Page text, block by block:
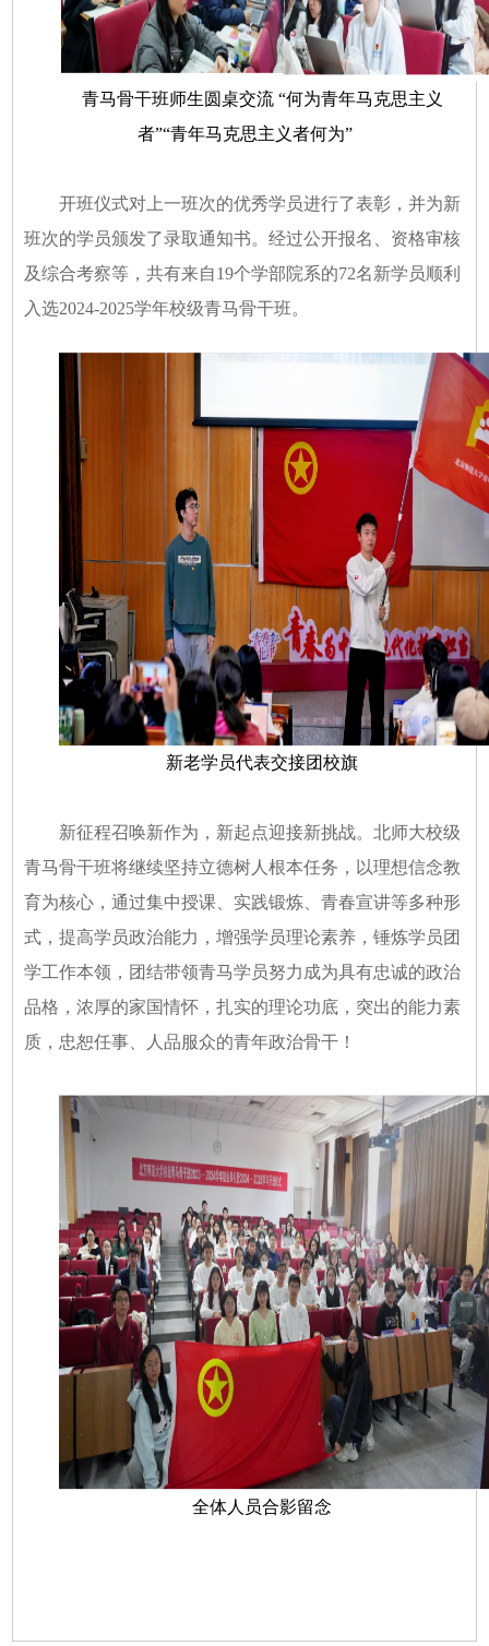
青马骨干班师生圆桌交流 “何为青年马克思主义
者”“青年马克思主义者何为”
开班仪式对上一班次的优秀学员进行了表彰，并为新
班次的学员颁发了录取通知书。经过公开报名、资格审核
及综合考察等，共有来自19个学部院系的72名新学员顺利
入选2024-2025学年校级青马骨干班。
新老学员代表交接团校旗
新征程召唤新作为，新起点迎接新挑战。北师大校级
青马骨干班将继续坚持立德树人根本任务，以理想信念教
育为核心，通过集中授课、实践锻炼、青春宣讲等多种形
式，提高学员政治能力，增强学员理论素养，锤炼学员团
学工作本领，团结带领青马学员努力成为具有忠诚的政治
品格，浓厚的家国情怀，扎实的理论功底，突出的能力素
质，忠恕任事、人品服众的青年政治骨干！
全体人员合影留念